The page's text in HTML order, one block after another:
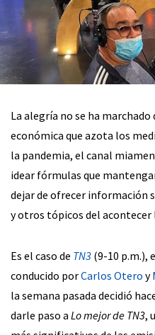
La alegría no se ha marchado
económica que azota los
la pandemia, el canal
idear fórmulas que
dejar de ofrecer información
y otros tópicos del
Es el caso de TN3 (9-10 p.m.),
conducido porCarlos Otero y
la semana pasada decidió
darle paso a Lo mejor de TN3,